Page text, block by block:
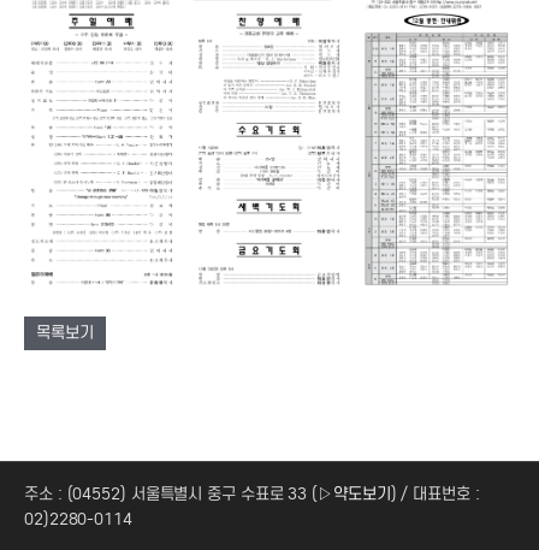
목록보기
주소 : (04552) 서울특별시 중구 수표로 33 (▷약도보기 ) / 대표번호 :
02)2280-0114